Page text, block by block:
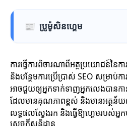
📰 ប្រូម៉ូសិនហ្គេម
ការធ្វើការពិចារណាពីអត្ថប្រយោជន៍នៃ
និងបន្ថែមការប្រើប្រាស់ SEO សម្រាប់កា
អាចជួយឲ្យអ្នកទាក់ទាញអ្នកលេងបានកា
ដែលមានគុណភាពខ្ពស់ និងមានអត្ថន័យ
លទ្ធផលស្វែងរក និងធ្វើឱ្យហ្គេមរបស់អ្ន
សេចក្តីសន្និដ្ឋាន